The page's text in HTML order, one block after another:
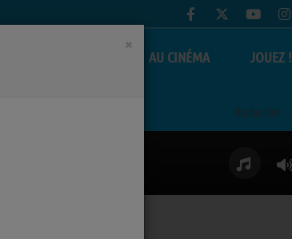
AU CINÉMA JOUEZ !
×